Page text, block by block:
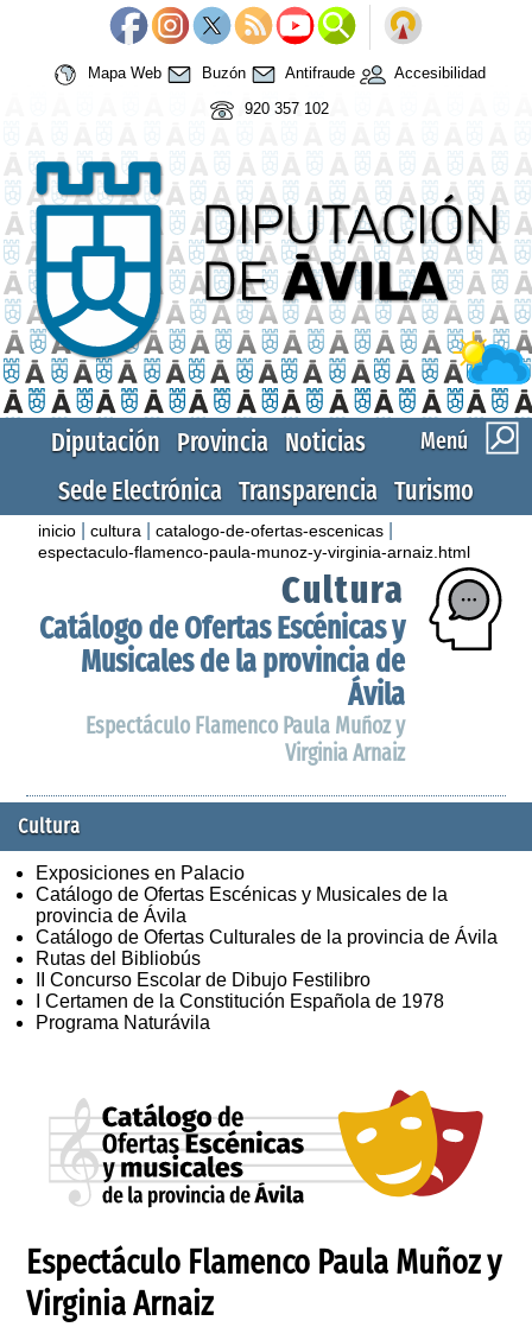
Mapa Web Buzón Antifraude
Accesibilidad
920 357 102
Menú
Diputación Provincia Noticias
Sede Electrónica Transparencia Turismo
inicio |cultura |catalogo-de-ofertas-escenicas
espectaculo-flamenco-paula-munoz-y-virginia-arnaiz.html
Cultura
Catálogo de Ofertas Escénicas y
Musicales de la provincia de
Ávila
Espectáculo Flamenco Paula Muñoz y
Virginia Arnaiz
Cultura
Exposiciones en Palacio
Catálogo de Ofertas Escénicas y Musicales de la
provincia de Ávila
Catálogo de Ofertas Culturales de la provincia de Ávila
Rutas del Bibliobús
II Concurso Escolar de Dibujo Festilibro
I Certamen de la Constitución Española de 1978
Programa Naturávila
Espectáculo Flamenco Paula Muñoz y
Virginia Arnaiz